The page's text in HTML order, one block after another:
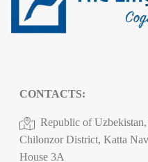
CONTACTS:
Republic of
Chilonzor District, Katta
House 3A